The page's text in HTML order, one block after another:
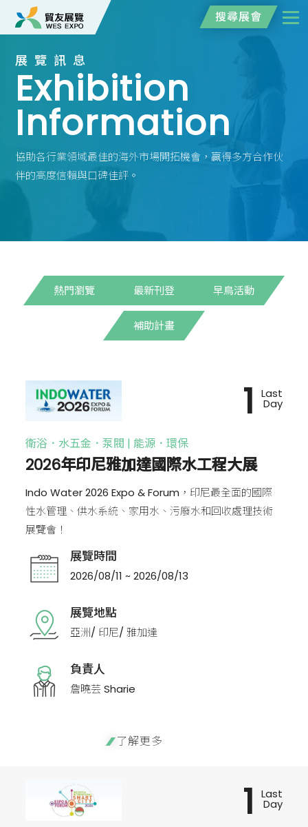
搜尋展會
展覽訊息
Exhibition
Information
協助各行業領域最佳的海外市場開拓機會，贏得多方合作伙
伴的高度信賴與口碑佳評。
熱門瀏覽 最新刊登 早鳥活動
補助計畫
衛浴．水五金．泵閥 | 能源．環保
2026年印尼雅加達國際水工程大展
Indo Water 2026 Expo & Forum，印尼最全面的國際
性水管理、供水系統、家用水、污廢水和回收處理技術
展覽會！
展覽時間
2026/08/11 ~ 2026/08/13
展覽地點
亞洲/ 印尼/ 雅加達
負責人
詹曉芸 Sharie
1 Last
Day
了解更多
1 Last
Day